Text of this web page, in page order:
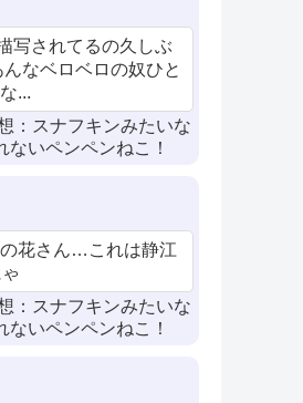
写されてるの久しぶ
なベロベロの奴ひと
...
：スナフキンみたいな
いペンペンねこ！
花さん…これは静江
：スナフキンみたいな
いペンペンねこ！